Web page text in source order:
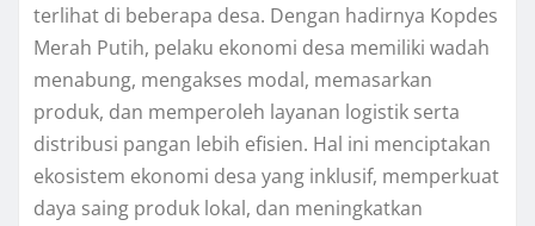
terlihat di beberapa desa. Dengan hadirnya Kopdes
Merah Putih, pelaku ekonomi desa memiliki wadah
menabung, mengakses modal, memasarkan
produk, dan memperoleh layanan logistik serta
distribusi pangan lebih efisien. Hal ini menciptakan
ekosistem ekonomi desa yang inklusif, memperkuat
daya saing produk lokal, dan meningkatkan